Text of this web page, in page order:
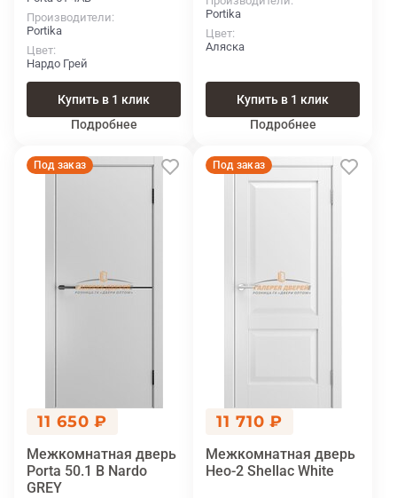
Производители
Portika
Цвет
Нардо Грей
Купить в 1 клик
Подробнее
Portika
Цвет
Аляска
Купить в 1 клик
Подробнее
Под заказ
11 650 ₽
Межкомнатная дверь
Porta 50.1 В Nardo
GREY
Под заказ
11 710 ₽
Межкомнатная дверь
Нео-2 Shellac White